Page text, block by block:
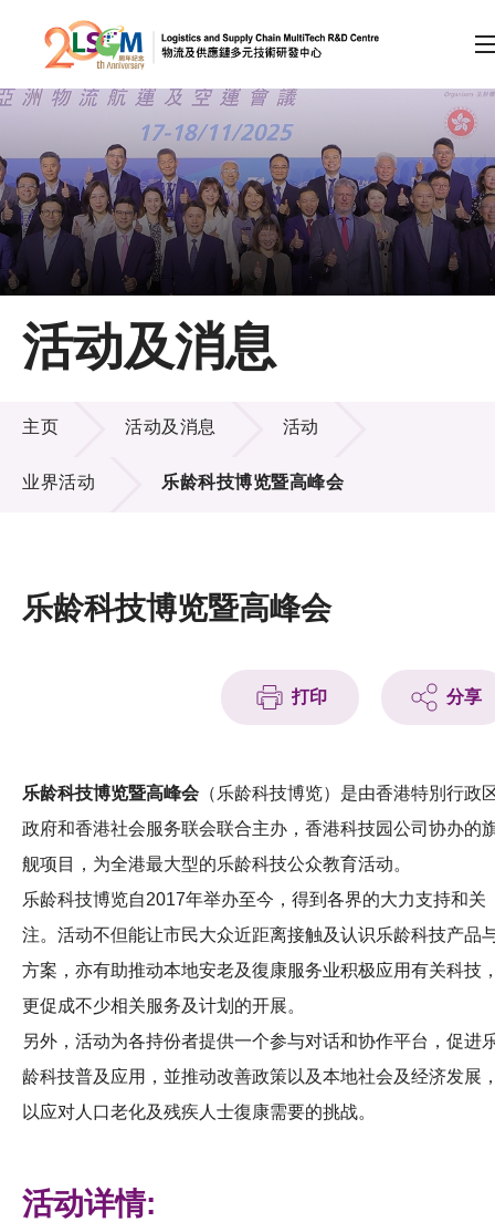
跳到内容（按回车键）
会员登录
A A EN 繁 简
主页
关于LSCM
技术商品化
项目及资助计划
活动及消息
科技分享
会籍
活动及消息
活动及消息
主页 活动及消息 活动
业界活动 乐龄科技博览暨高峰会
乐龄科技博览暨高峰会
打印 分享
乐龄科技博览暨高峰会 （乐龄科技博览）是由香港特別行政
政府和香港社会服务联会联合主办，香港科技园公司协办的
舰项目，为全港最大型的乐龄科技公众教育活动。
乐龄科技博览自2017年举办至今，得到各界的大力支持和关
注。活动不但能让市民大众近距离接触及认识乐龄科技产品
方案，亦有助推动本地安老及復康服务业积极应用有关科技
更促成不少相关服务及计划的开展。
另外，活动为各持份者提供一个参与对话和协作平台，促进
龄科技普及应用，並推动改善政策以及本地社会及经济发展
以应对人口老化及残疾人士復康需要的挑战。
活动详情: